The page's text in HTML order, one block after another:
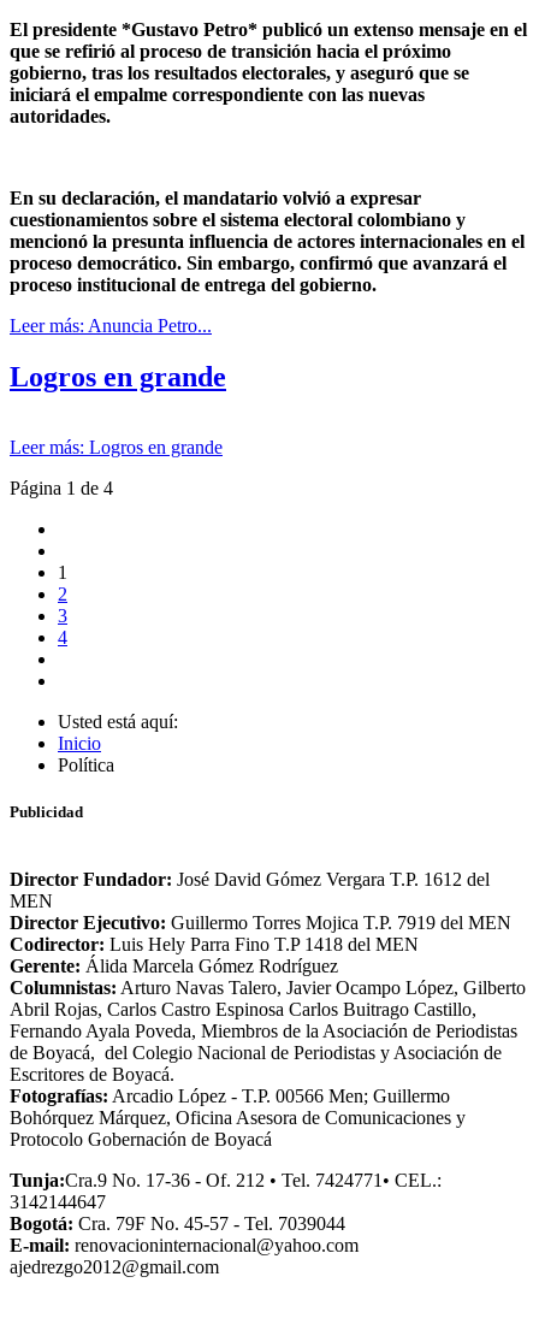
El presidente *Gustavo Petro* publicó un extenso mensaje en el
que se refirió al proceso de transición hacia el próximo
gobierno, tras los resultados electorales, y aseguró que se
iniciará el empalme correspondiente con las nuevas
autoridades.
En su declaración, el mandatario volvió a expresar
cuestionamientos sobre el sistema electoral colombiano y
mencionó la presunta influencia de actores internacionales en el
proceso democrático. Sin embargo, confirmó que avanzará el
proceso institucional de entrega del gobierno.
Leer más: Anuncia Petro...
Logros en grande
Leer más: Logros en grande
Página 1 de 4
1
2
3
4
Usted está aquí:
Inicio
Política
Publicidad
Director Fundador: José David Gómez Vergara T.P. 1612 del
MEN
Director Ejecutivo: Guillermo Torres Mojica T.P. 7919 del MEN
Codirector: Luis Hely Parra Fino T.P 1418 del MEN
Gerente: Álida Marcela Gómez Rodríguez
Columnistas: Arturo Navas Talero, Javier Ocampo López, Gilberto
Abril Rojas, Carlos Castro Espinosa Carlos Buitrago Castillo,
Fernando Ayala Poveda, Miembros de la Asociación de Periodistas
de Boyacá, del Colegio Nacional de Periodistas y Asociación de
Escritores de Boyacá.
Fotografías: Arcadio López - T.P. 00566 Men; Guillermo
Bohórquez Márquez, Oficina Asesora de Comunicaciones y
Protocolo Gobernación de Boyacá
Tunja:Cra.9 No. 17-36 - Of. 212 • Tel. 7424771• CEL.:
3142144647
Bogotá: Cra. 79F No. 45-57 - Tel. 7039044
E-mail: renovacioninternacional@yahoo.com
ajedrezgo2012@gmail.com